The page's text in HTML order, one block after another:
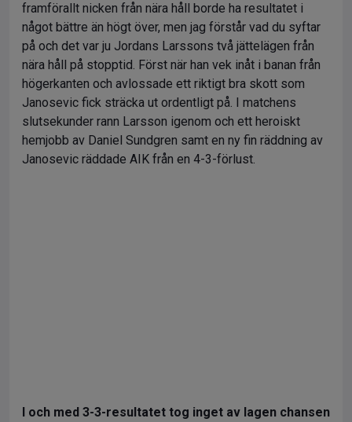
framförallt nicken från nära håll borde ha resultatet i
något bättre än högt över, men jag förstår vad du syftar
på och det var ju Jordans Larssons två jättelägen från
nära håll på stopptid. Först när han vek inåt i banan från
högerkanten och avlossade ett riktigt bra skott som
Janosevic fick sträcka ut ordentligt på. I matchens
slutsekunder rann Larsson igenom och ett heroiskt
hemjobb av Daniel Sundgren samt en ny fin räddning av
Janosevic räddade AIK från en 4-3-förlust.
I och med 3-3-resultatet tog inget av lagen chansen